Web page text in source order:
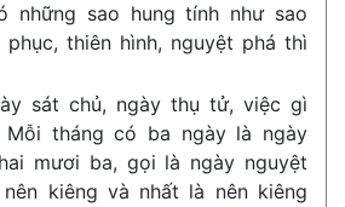
những sao hung tính như sao
thiên hình, nguyệt phá thì
sát chủ, ngày thụ tử, việc gì
Mỗi tháng có ba ngày là ngày
mươi ba, gọi là ngày nguyệt
kiêng và nhất là nên kiêng